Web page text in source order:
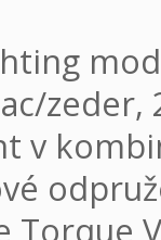
v
Torque